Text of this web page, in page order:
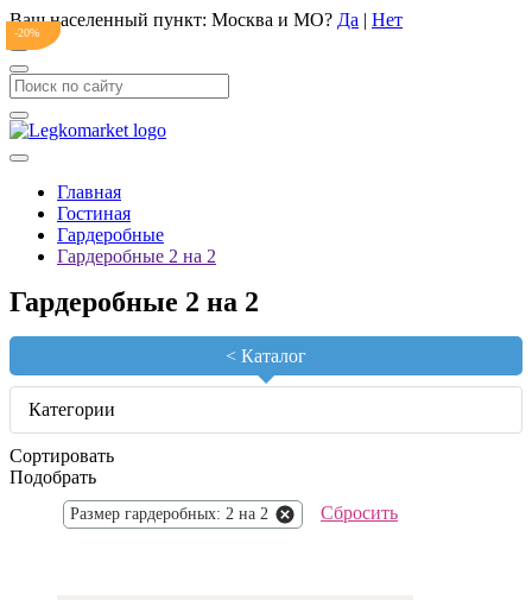
Ваш населенный пункт: Москва и МО? Да | Нет
Главная
Гостиная
Гардеробные
Гардеробные 2 на 2
Гардеробные 2 на 2
< Каталог
Категории
Сортировать
Подобрать
Размер гардеробных: 2 на 2 Сбросить
-20%
-20%